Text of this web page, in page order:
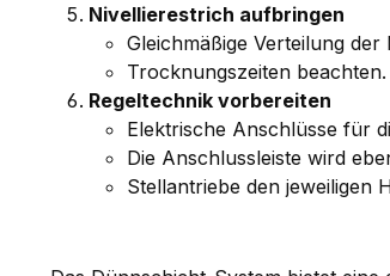
Nivellierestrich aufbringen
Gleichmäßige Verteilung
Trocknungszeiten beachten.
Regeltechnik vorbereiten
Elektrische Anschlüsse für
Die Anschlussleiste wird
Stellantriebe den jeweiligen